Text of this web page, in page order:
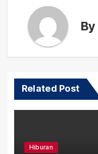
By
Related Post
Hiburan